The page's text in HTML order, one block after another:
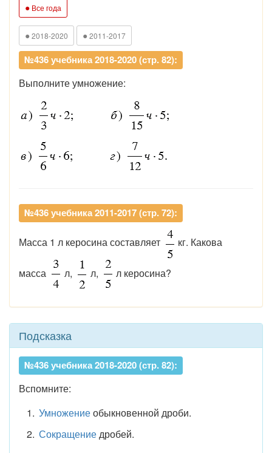
● Все года
● 2018-2020 ● 2011-2017
№436 учебника 2018-2020 (стр. 82):
Выполните умножение:
№436 учебника 2011-2017 (стр. 72):
Масса 1 л керосина составляет кг. Какова
масса л, л, л керосина?
Подсказка
№436 учебника 2018-2020 (стр. 82):
Вспомните:
Умножениеобыкновенной дроби.
Сокращениедробей.